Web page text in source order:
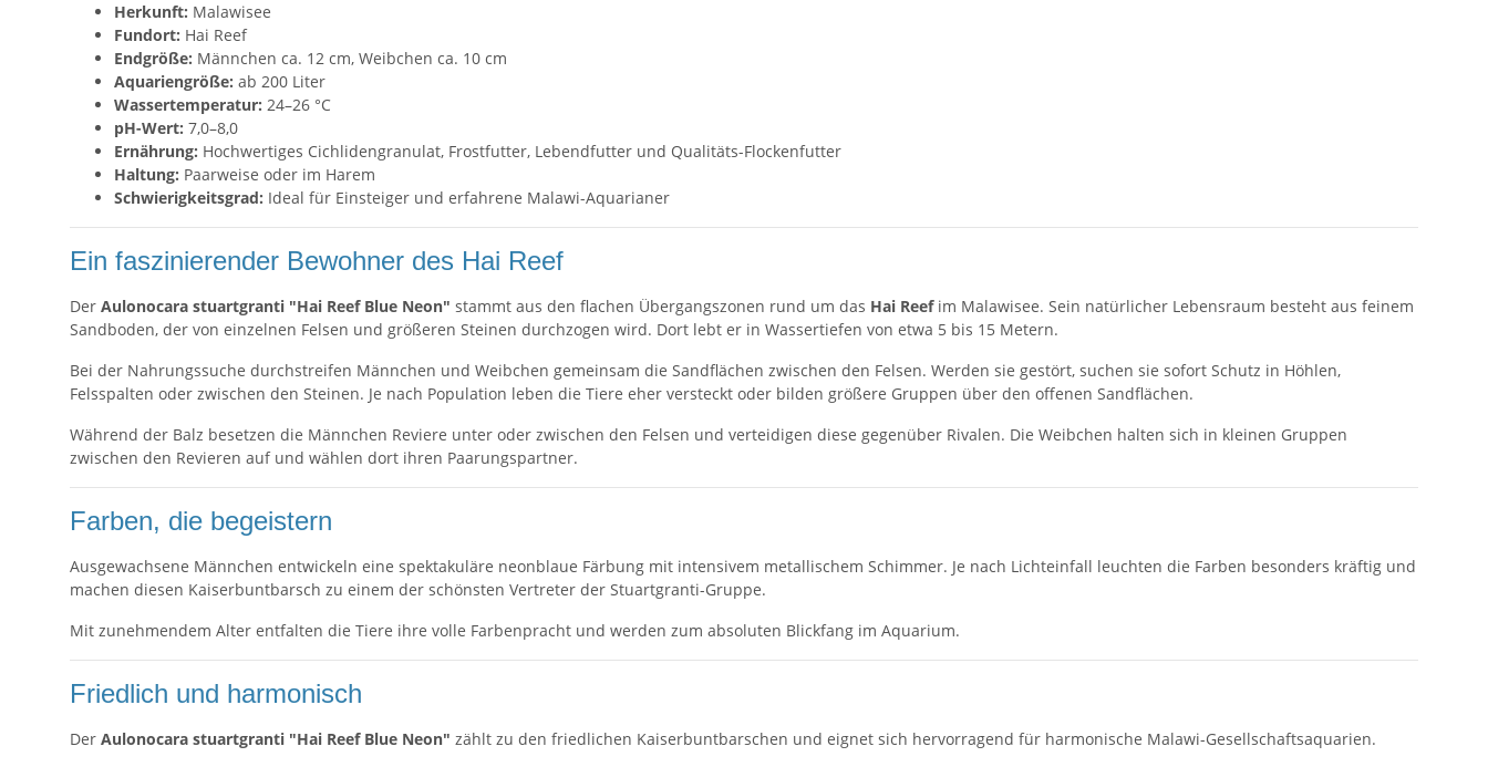
Herkunft: Malawisee
Fundort: Hai Reef
Endgröße: Männchen ca. 12 cm, Weibchen ca. 10 cm
Aquariengröße: ab 200 Liter
Wassertemperatur: 24–26 °C
pH-Wert: 7,0–8,0
Ernährung: Hochwertiges Cichlidengranulat, Frostfutter, Lebendfutter und Qualitäts-Flockenfutter
Haltung: Paarweise oder im Harem
Schwierigkeitsgrad: Ideal für Einsteiger und erfahrene Malawi-Aquarianer
Ein faszinierender Bewohner des Hai Reef
Der Aulonocara stuartgranti "Hai Reef Blue Neon" stammt aus den flachen Übergangszonen rund um das Hai Reefim Malawisee. Sein natürlicher Lebensraum besteht aus feinem
Sandboden, der von einzelnen Felsen und größeren Steinen durchzogen wird. Dort lebt er in Wassertiefen von etwa 5 bis 15 Metern.
Bei der Nahrungssuche durchstreifen Männchen und Weibchen gemeinsam die Sandflächen zwischen den Felsen. Werden sie gestört, suchen sie sofort Schutz in Höhlen,
Felsspalten oder zwischen den Steinen. Je nach Population leben die Tiere eher versteckt oder bilden größere Gruppen über den offenen Sandflächen.
Während der Balz besetzen die Männchen Reviere unter oder zwischen den Felsen und verteidigen diese gegenüber Rivalen. Die Weibchen halten sich in kleinen Gruppen
zwischen den Revieren auf und wählen dort ihren Paarungspartner.
Farben, die begeistern
Ausgewachsene Männchen entwickeln eine spektakuläre neonblaue Färbung mit intensivem metallischem Schimmer. Je nach Lichteinfall leuchten die Farben besonders kräftig und
machen diesen Kaiserbuntbarsch zu einem der schönsten Vertreter der Stuartgranti-Gruppe.
Mit zunehmendem Alter entfalten die Tiere ihre volle Farbenpracht und werden zum absoluten Blickfang im Aquarium.
Friedlich und harmonisch
Der Aulonocara stuartgranti "Hai Reef Blue Neon" zählt zu den friedlichen Kaiserbuntbarschen und eignet sich hervorragend für harmonische Malawi-Gesellschaftsaquarien.